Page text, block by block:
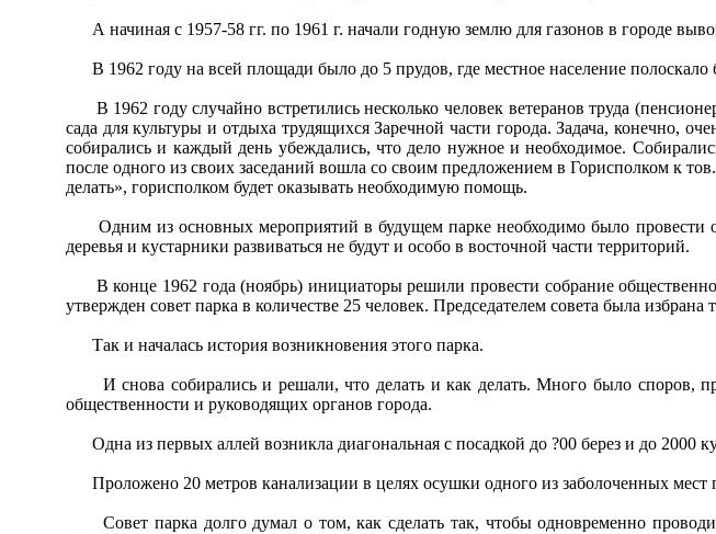
А начиная с 1957-58 гг. по 1961 г. начали годную землю для газонов в городе
В 1962 году на всей площади было до 5 прудов, где местное население
В 1962 году случайно встретились несколько человек ветеранов труда
сада для культуры и отдыха трудящихся Заречной части города. Задача, конечно,
собирались и каждый день убеждались, что дело нужное и необходимое.
после одного из своих заседаний вошла со своим предложением в Горисполком к
делать», горисполком будет оказывать необходимую помощь.
Одним из основных мероприятий в будущем парке необходимо было провести
деревья и кустарники развиваться не будут и особо в восточной части территорий.
В конце 1962 года (ноябрь) инициаторы решили провести собрание
утвержден совет парка в количестве 25 человек. Председателем совета была
Так и началась история возникновения этого парка.
И снова собирались и решали, что делать и как делать. Много было споров,
общественности и руководящих органов города.
Одна из первых аллей возникла диагональная с посадкой до ?00 берез и до 2000
Проложено 20 метров канализации в целях осушки одного из заболоченных мест
Совет парка долго думал о том, как сделать так, чтобы одновременно